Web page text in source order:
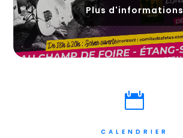
Plus d'informations

CALENDRIER